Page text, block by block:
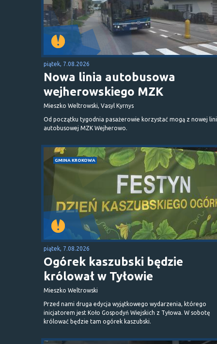
piątek, 7.08.2026
Nowa linia autobusowa
wejherowskiego MZK
Mieszko Weltrowski, Vasyl Kyrnys
Od początku tygodnia pasażerowie korzystać mogą z nowej
autobusowej MZK Wejherowo.
GMINA KROKOWA
piątek, 7.08.2026
Ogórek kaszubski będzie
królował w Tyłowie
Mieszko Weltrowski
Przed nami druga edycja wyjątkowego wydarzenia, którego
inicjatorem jest Koło Gospodyń Wiejskich z Tyłowa. W sobotę
królować będzie tam ogórek kaszubski.